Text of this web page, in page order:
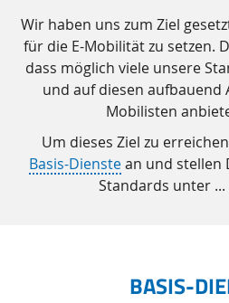
Wir haben uns zum Ziel
für die E-Mobilität zu setzen.
dass möglich viele unsere
und auf diesen aufbauend
Mobilisten
Um dieses Ziel zu
Basis-Dienstean und stellen
Standards unter
BASIS-